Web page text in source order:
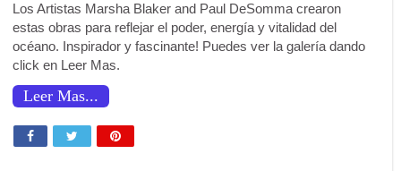
Los Artistas Marsha Blaker and Paul DeSomma crearon
estas obras para reflejar el poder, energía y vitalidad del
océano. Inspirador y fascinante! Puedes ver la galería dando
click en Leer Mas.
Leer Mas...